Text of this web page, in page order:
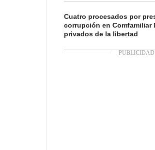
Cuatro procesados por
corrupción en Comfamiliar
privados de la libertad